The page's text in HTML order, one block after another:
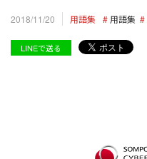
2018/11/20 用語集 用語集
LINEで送る